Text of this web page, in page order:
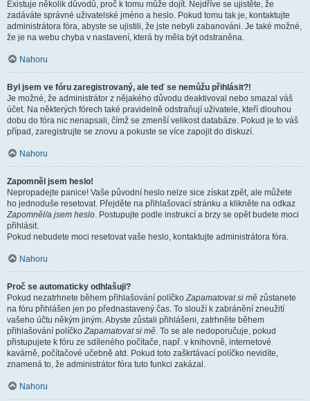
Existuje několik důvodů, proč k tomu může dojít. Nejdříve se ujistěte, že
zadáváte správné uživatelské jméno a heslo. Pokud tomu tak je, kontaktujte
administrátora fóra, abyste se ujistili, že jste nebyli zabanováni. Je také možné,
že je na webu chyba v nastavení, která by měla být odstraněna.
Nahoru
Byl jsem ve fóru zaregistrovaný, ale teď se nemůžu přihlásit?!
Je možné, že administrátor z nějakého důvodu deaktivoval nebo smazal váš
účet. Na některých fórech také pravidelně odstraňují uživatele, kteří dlouhou
dobu do fóra nic nenapsali, čímž se zmenší velikost databáze. Pokud je to váš
případ, zaregistrujte se znovu a pokuste se více zapojit do diskuzí.
Nahoru
Zapomněl jsem heslo!
Nepropadejte panice! Vaše původní heslo nelze sice získat zpět, ale můžete
ho jednoduše resetovat. Přejděte na přihlašovací stránku a klikněte na odkaz
Zapomněl/a jsem heslo. Postupujte podle instrukcí a brzy se opět budete moci
přihlásit.
Pokud nebudete moci resetovat vaše heslo, kontaktujte administrátora fóra.
Nahoru
Proč se automaticky odhlašuji?
Pokud nezatrhnete během přihlašování políčkoZapamatovat si mě zůstanete
na fóru přihlášen jen po přednastavený čas. To slouží k zabránění zneužití
vašeho účtu někým jiným. Abyste zůstali přihlášeni, zatrhněte během
přihlašování políčkoZapamatovat si mě. To se ale nedoporučuje, pokud
přistupujete k fóru ze sdíleného počítače, např. v knihovně, internetové
kavárně, počítačové učebně atd. Pokud toto zaškrtávací políčko nevidíte,
znamená to, že administrátor fóra tuto funkci zakázal.
Nahoru